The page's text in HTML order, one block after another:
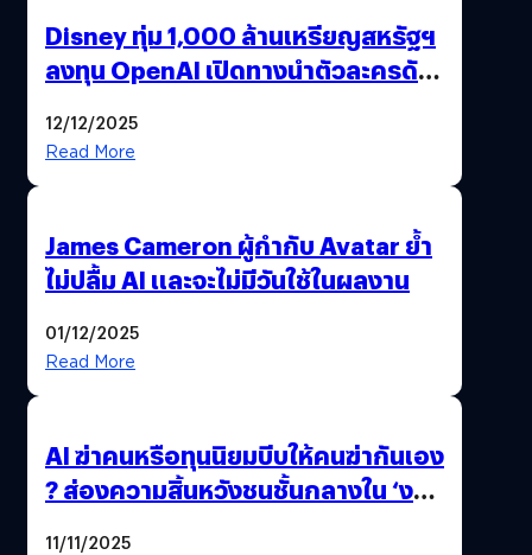
Disney ทุ่ม 1,000 ล้านเหรียญสหรัฐฯ
ลงทุน OpenAI เปิดทางนำตัวละครดัง
12/12/2025
Read More
James Cameron ผู้กำกับ Avatar ย้ำ
ไม่ปลื้ม AI และจะไม่มีวันใช้ในผลงาน
01/12/2025
Read More
AI ฆ่าคนหรือทุนนิยมบีบให้คนฆ่ากันเอง
? ส่องความสิ้นหวังชนชั้นกลางใน ‘งาน
11/11/2025